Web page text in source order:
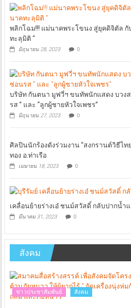
พลิกโฉม!!! แม่นาคพระโขนง สู่ยุคดิจิตัล กั
ทะลุมิติ “
มิถุนายน 28, 2023 0
บริษัท กันตนา มูฟวี่ฯ ขนทัพนักแสดง บวงส
รส ” และ “ลูกผู้ชายหัวใจเพชร”
มิถุนายน 27, 2023 0
ศิลปินนักร้องดังร่วมงาน “สงกรานต์วิธีไ
ทอง อ.ท่าเรือ
เมษายน 18, 2023 0
เคลื่อนย้ายร่างเอ๋ ชนม์สวัสดิ์ กลับปากน้ำ
มีนาคม 31, 2023 0
สังคม
ข่าวประชาสัมพันธ์ สังคม